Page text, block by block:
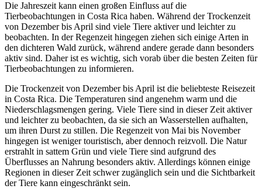
Die Jahreszeit kann einen großen Einfluss auf die
Tierbeobachtungen in Costa Rica haben. Während der Trockenzeit
von Dezember bis April sind viele Tiere aktiver und leichter zu
beobachten. In der Regenzeit hingegen ziehen sich einige Arten in
den dichteren Wald zurück, während andere gerade dann besonders
aktiv sind. Daher ist es wichtig, sich vorab über die besten Zeiten für
Tierbeobachtungen zu informieren.
Die Trockenzeit von Dezember bis April ist die beliebteste Reisezeit
in Costa Rica. Die Temperaturen sind angenehm warm und die
Niederschlagsmengen gering. Viele Tiere sind in dieser Zeit aktiver
und leichter zu beobachten, da sie sich an Wasserstellen aufhalten,
um ihren Durst zu stillen. Die Regenzeit von Mai bis November
hingegen ist weniger touristisch, aber dennoch reizvoll. Die Natur
erstrahlt in sattem Grün und viele Tiere sind aufgrund des
Überflusses an Nahrung besonders aktiv. Allerdings können einige
Regionen in dieser Zeit schwer zugänglich sein und die Sichtbarkeit
der Tiere kann eingeschränkt sein.